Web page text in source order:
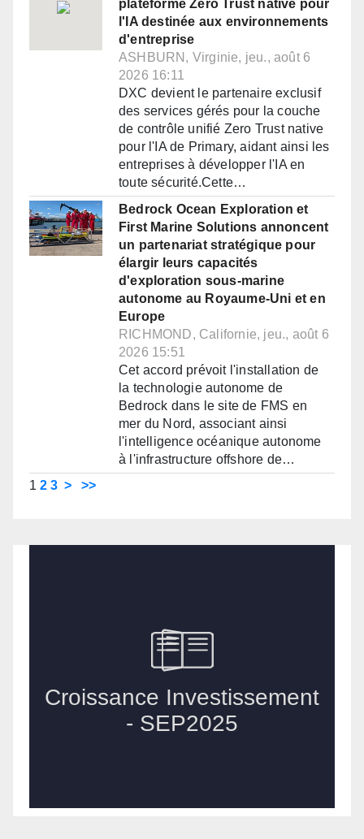
plateforme Zero Trust native pour
l'IA destinée aux environnements
d'entreprise
ASHBURN, Virginie, jeu., août 6
2026 16:11
DXC devient le partenaire exclusif
des services gérés pour la couche
de contrôle unifié Zero Trust native
pour l'IA de Primary, aidant ainsi les
entreprises à développer l'IA en
toute sécurité.Cette…
Bedrock Ocean Exploration et
First Marine Solutions annoncent
un partenariat stratégique pour
élargir leurs capacités
d'exploration sous-marine
autonome au Royaume-Uni et en
Europe
RICHMOND, Californie, jeu., août 6
2026 15:51
Cet accord prévoit l'installation de
la technologie autonome de
Bedrock dans le site de FMS en
mer du Nord, associant ainsi
l'intelligence océanique autonome
à l'infrastructure offshore de…
1 2 3 > >>